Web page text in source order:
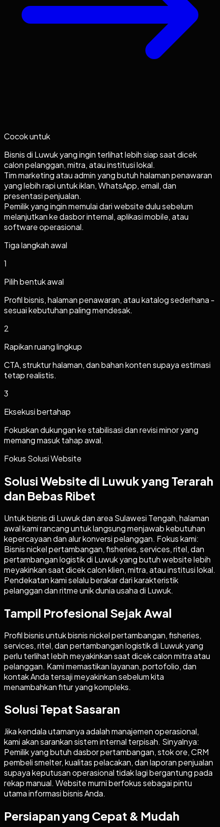
Cocok untuk
Bisnis di Luwuk yang ingin terlihat lebih siap saat dicek
calon pelanggan, mitra, atau institusi lokal.
Tim marketing atau admin yang butuh halaman penawaran
yang lebih rapi untuk iklan, WhatsApp, email, dan
presentasi penjualan.
Pemilik yang ingin memulai dari website dulu sebelum
melanjutkan ke dasbor internal, aplikasi mobile, atau
software operasional.
Tiga langkah awal
1
Pilih bentuk awal
Profil bisnis, halaman penawaran, atau katalog sederhana -
sesuai kebutuhan paling mendesak.
2
Rapikan ruang lingkup
CTA, struktur halaman, dan bahan konten supaya estimasi
tetap realistis.
3
Eksekusi bertahap
Fokuskan dukungan ke stabilisasi dan revisi minor yang
memang masuk tahap awal.
Fokus Solusi Website
Solusi Website di Luwuk yang Terarah
dan Bebas Ribet
Untuk bisnis di Luwuk dan area Sulawesi Tengah, halaman
awal kami rancang untuk langsung menjawab kebutuhan
kepercayaan dan alur konversi pelanggan. Fokus kami:
Bisnis nickel pertambangan, fisheries, services, ritel, dan
pertambangan logistik di Luwuk yang butuh website lebih
meyakinkan saat dicek calon klien, mitra, atau institusi lokal.
Pendekatan kami selalu berakar dari karakteristik
pelanggan dan ritme unik dunia usaha di Luwuk.
Tampil Profesional Sejak Awal
Profil bisnis untuk bisnis nickel pertambangan, fisheries,
services, ritel, dan pertambangan logistik di Luwuk yang
perlu terlihat lebih meyakinkan saat dicek calon mitra atau
pelanggan. Kami memastikan layanan, portofolio, dan
kontak Anda tersaji meyakinkan sebelum kita
menambahkan fitur yang kompleks.
Solusi Tepat Sasaran
Jika kendala utamanya adalah manajemen operasional,
kami akan sarankan sistem internal terpisah. Sinyalnya:
Pemilik yang butuh dasbor pertambangan, stok ore, CRM
pembeli smelter, kualitas pelacakan, dan laporan penjualan
supaya keputusan operasional tidak lagi bergantung pada
rekap manual. Website murni berfokus sebagai pintu
utama informasi bisnis Anda.
Persiapan yang Cepat & Mudah